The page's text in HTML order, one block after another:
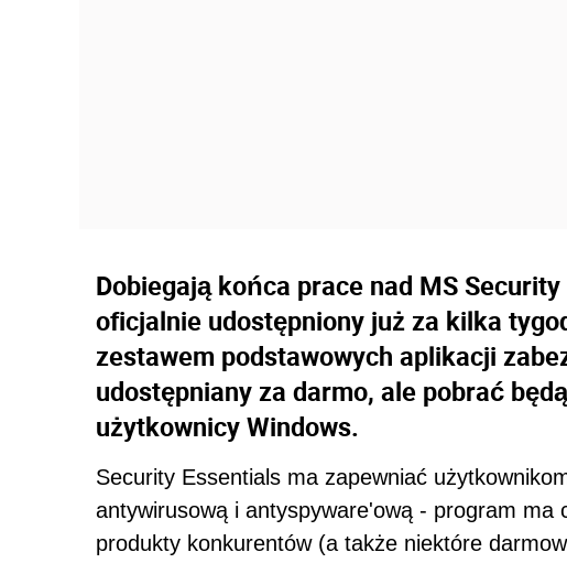
Dobiegają końca prace nad MS
oficjalnie udostępniony już za kilka
zestawem podstawowych aplikacji
udostępniany za darmo, ale pobrać
użytkownicy Windows.
Security Essentials ma zapewniać
antywirusową i antyspyware'ową - program ma
produkty konkurentów (a także niektóre